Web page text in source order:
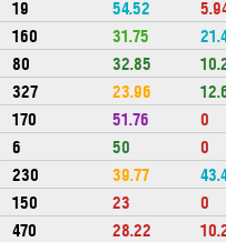
19 54.52
160 31.75
80 32.85
327 23.96
170 51.76 0
6 50 0
230 39.77
150 23 0
470 28.22